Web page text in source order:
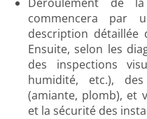
commencera par
description
Ensuite, selon les
des inspections
humidité, etc.),
(amiante, plomb), et
et la sécurité des